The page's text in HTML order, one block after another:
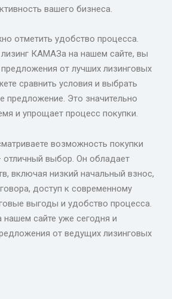
вашего бизнеса.
отметить удобство процесса.
лизинг КАМАЗа на нашем сайте, вы
от лучших лизинговых
сравнить условия и выбрать
предложение. Это значительно
и упрощает процесс покупки.
возможность покупки
выбор. Он обладает
включая низкий начальный взнос,
доступ к современному
выгоды и удобство процесса.
нашем сайте уже сегодня и
от ведущих лизинговых